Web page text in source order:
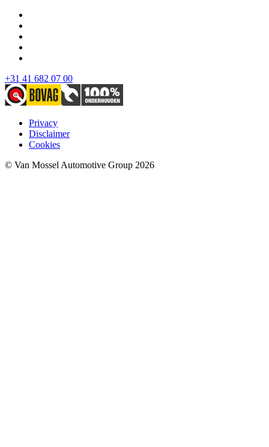
+31 41 682 07 00
Privacy
Disclaimer
Cookies
© Van Mossel Automotive Group 2026